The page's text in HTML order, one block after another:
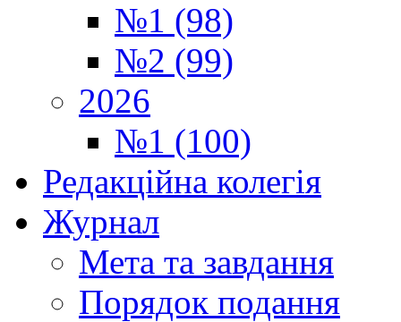
№1 (98)
№2 (99)
2026
№1 (100)
Редакційна колегія
Журнал
Мета та завдання
Порядок подання